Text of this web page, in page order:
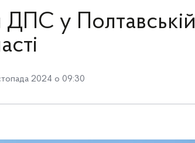
ДПС у Полтавській
2024 о 09:30